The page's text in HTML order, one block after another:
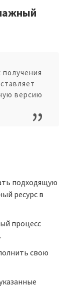
версию
подходящую
ресурс в
процесс
свою